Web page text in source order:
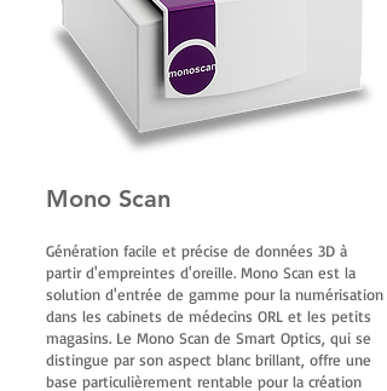
Mono Scan
Génération facile et précise de données 3D à
partir d'empreintes d'oreille. Mono Scan est la
solution d'entrée de gamme pour la numérisation
dans les cabinets de médecins ORL et les petits
magasins. Le Mono Scan de Smart Optics, qui se
distingue par son aspect blanc brillant, offre une
base particulièrement rentable pour la création